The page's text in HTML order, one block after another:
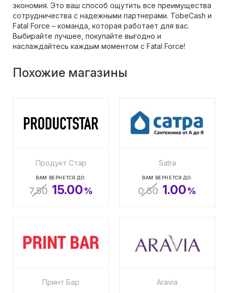
экономия. Это ваш способ ощутить все преимущества
сотрудничества с надежными партнерами. TobeCash и
Fatal Force – команда, которая работает для вас.
Выбирайте лучшее, покупайте выгодно и
наслаждайтесь каждым моментом с Fatal Force!
Похожие магазины
Продукт Стар
ВАМ ВЕРНЕТСЯ ДО:
7.50 15.00%
Satra
ВАМ ВЕРНЕТСЯ ДО:
0.50 1.00%
Принт Бар Aravia